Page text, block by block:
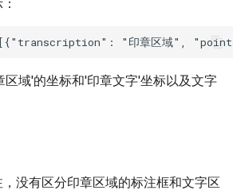
区域'的坐标和'印章文字'坐标以及文字
没有区分印章区域的标注框和文字区